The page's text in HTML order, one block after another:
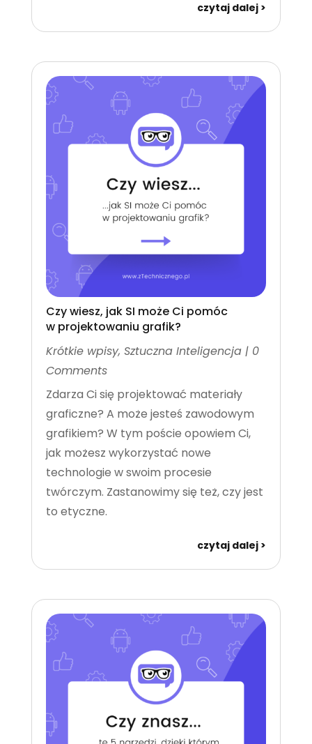
czytaj dalej
Czy wiesz, jak SI może Ci pomóc
w projektowaniu grafik?
Krótkie wpisy, Sztuczna Inteligencja| 0
Comments
Zdarza Ci się projektować materiały
graficzne? A może jesteś zawodowym
grafikiem? W tym poście opowiem Ci,
jak możesz wykorzystać nowe
technologie w swoim procesie
twórczym. Zastanowimy się też, czy jest
to etyczne.
czytaj dalej